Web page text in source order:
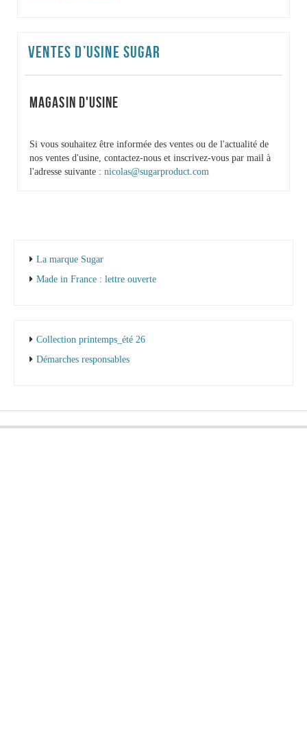
VENTES D’USINE SUGAR
MAGASIN D'USINE
Si vous souhaitez être informée des ventes ou de l'actualité de
nos ventes d'usine, contactez-nous et inscrivez-vous par mail à
l'adresse suivante : nicolas@sugarproduct.com
La marque Sugar
Made in France : lettre ouverte
Collection printemps_été 26
Démarches responsables